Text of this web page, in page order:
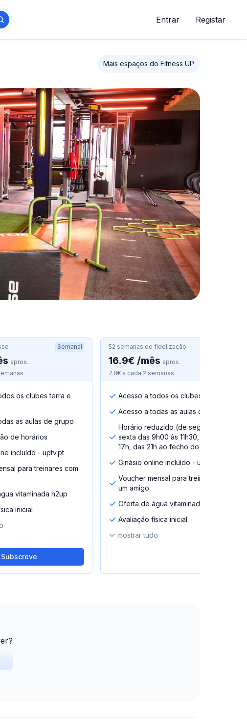
Entrar Registar
Mais espaços do Fitness UP
Semanal
aprox.
os clubes terra e
as aulas de grupo
de horários
incluído - uptv.pt
para treinares com
vitaminada h2up
inicial
Subscreve
52 semanas de fidelização
16.9€ /mês aprox.
7.8€ a cada 2 semanas
Acesso a todos os clubes terra
Acesso a todas as aulas de grupo
Horário reduzido (de segunda a
sexta das 9h00 às 11h30, das 14h às
17h, das 21h ao fecho do clube)
Ginásio online incluído - uptv.pt
Voucher mensal para treinares com
um amigo
Oferta de água vitaminada h2up
Avaliação física inicial
mostrar tudo